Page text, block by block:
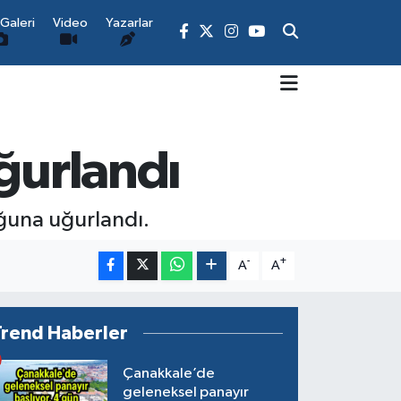
Video Yazarlar
uğurlandı.
A- A+
Haberler
Çanakkale’de
geleneksel panayır